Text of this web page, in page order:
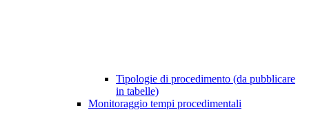
Tipologie di procedimento (da pubblicare
in tabelle)
Monitoraggio tempi procedimentali